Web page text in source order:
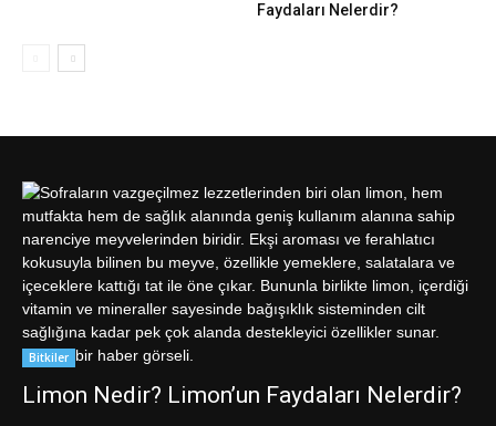
Faydaları Nelerdir?
Bitkiler
Limon Nedir? Limon’un Faydaları Nelerdir?